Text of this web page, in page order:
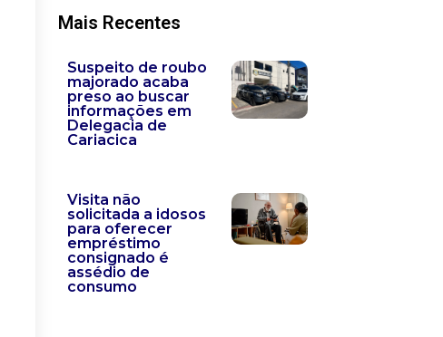
Mais Recentes
Suspeito de roubo
majorado acaba
preso ao buscar
informações em
Delegacia de
Cariacica
Visita não
solicitada a idosos
para oferecer
empréstimo
consignado é
assédio de
consumo